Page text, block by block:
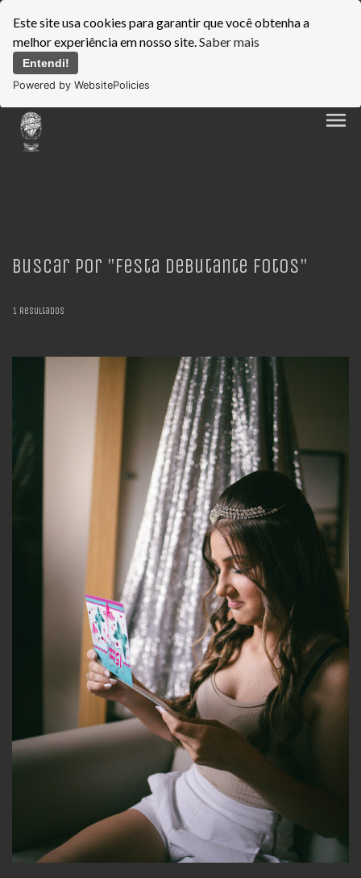
Este site usa cookies para garantir que você obtenha a
melhor experiência em nosso site.Saber mais
Entendi!
Powered by WebsitePolicies
menu
Buscar por "Festa Debutante fotos"
1 Resultados